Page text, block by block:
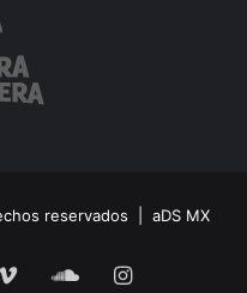
reservados | aDS MX
VimeoSoundCloud
Instagram